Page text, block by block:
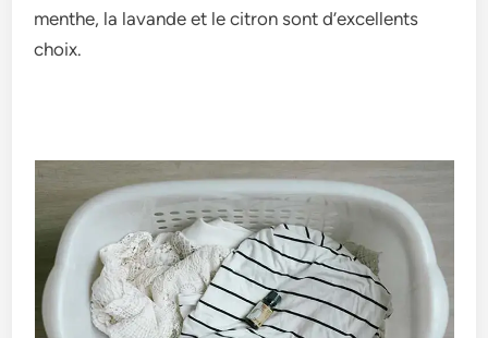
menthe, la lavande­ et le citron sont d’exce­llents
choix.